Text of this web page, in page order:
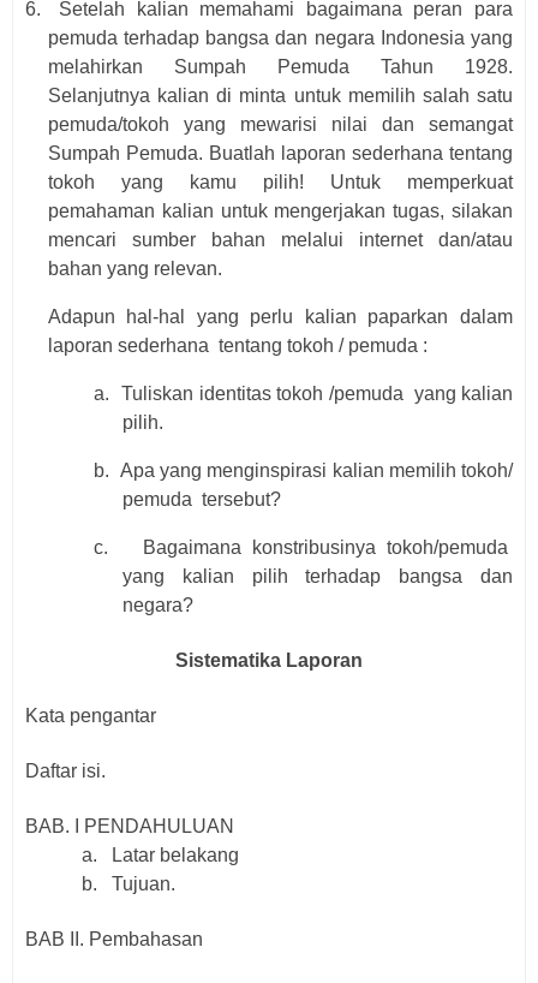
6.
Setelah kalian memahami bagaimana peran para
pemuda terhadap bangsa dan negara Indonesia yang
melahirkan Sumpah Pemuda Tahun 1928.
Selanjutnya kalian di minta untuk memilih salah satu
pemuda/tokoh yang mewarisi nilai dan semangat
Sumpah Pemuda. Buatlah laporan sederhana tentang
tokoh yang kamu pilih! Untuk memperkuat
pemahaman kalian untuk mengerjakan tugas, silakan
mencari sumber bahan melalui internet dan/atau
bahan yang relevan.
Adapun hal-hal yang perlu kalian paparkan dalam
laporan sederhana tentang tokoh / pemuda :
a. Tuliskan identitas tokoh /pemuda yang kalian
pilih.
b. Apa yang menginspirasi kalian memilih tokoh/
pemuda tersebut?
c.
Bagaimana konstribusinya tokoh/pemuda
yang kalian pilih terhadap bangsa dan
negara?
Sistematika Laporan
Kata pengantar
Daftar isi.
BAB. I PENDAHULUAN
a.
Latar belakang
b.
Tujuan.
BAB II. Pembahasan